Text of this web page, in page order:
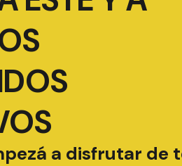
a disfrutar de